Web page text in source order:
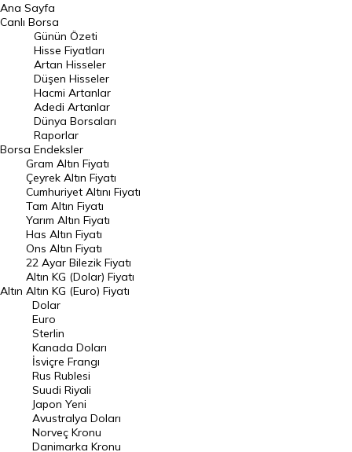
BIST 100 Hisseleri
En Çok Artan Hisseler
En Çok Düşen Hisseler
Hacmi Artanlar
Geçmiş Kapanışlar
Dünya Borsaları
Raporlar
Endeksler
DÖVİZ
Döviz Kuru
Dolar Kuru
Euro Kuru
Pound Kuru
Frank Kuru
Riyal Kuru
Avustralya Doları
Danimarka Kronu Kuru
Ana Sayfa
Canlı Borsa
Borsa
Günün Özeti
Hisse Fiyatları
Artan Hisseler
Düşen Hisseler
Hacmi Artanlar
Adedi Artanlar
Dünya Borsaları
Raporlar
Endeksler
Altın
Gram Altın Fiyatı
Çeyrek Altın Fiyatı
Cumhuriyet Altını Fiyatı
Tam Altın Fiyatı
Yarım Altın Fiyatı
Has Altın Fiyatı
Ons Altın Fiyatı
22 Ayar Bilezik Fiyatı
Altın KG (Dolar) Fiyatı
Altın KG (Euro) Fiyatı
Dolar
Euro
Sterlin
Kanada Doları
İsviçre Frangı
Rus Rublesi
Suudi Riyali
Japon Yeni
Avustralya Doları
Norveç Kronu
Danimarka Kronu